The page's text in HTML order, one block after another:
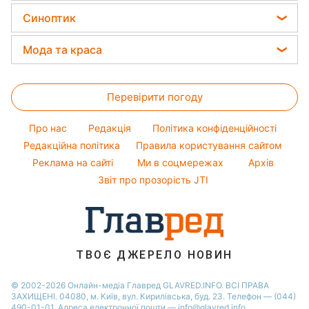
Новини Дніпра
Новини Тернополя
Святкове меню
Закуски
Ольга Сумська
Філіп Кіркоров
Олена Зеленська
Ані Лорак
Алла Пугачова
Максим Галкін
Настя Каменських
Прибирання
Авто
Прання
Ціни на продукти
Грошова допомога
Тарифи
Синоптик
Прогноз погоди
Магнітні бурі
Погода на сьогодні
Погода на завтра
Пилова буря
Мода та краса
Фарбування волосся
Гарний манікюр
Модні помилки
Новини моди
Поради від Андре Тана
Перевірити погоду
Про нас Редакція
Політика конфіденційності
Редакційна політика
Правила користування сайтом
Реклама на сайті
Ми в соцмережах
Архів
Звіт про прозорість JTI
ТВОЄ ДЖЕРЕЛО НОВИН
© 2002-2026 Онлайн-медіа Главред GLAVRED.INFO. ВСІ ПРАВА
ЗАХИЩЕНІ. 04080, м. Київ, вул. Кирилівська, буд. 23. Телефон — (044)